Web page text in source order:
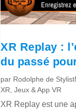
XR Replay :
du passé
par Rodolphe de
XR ,Jeux & App VR
XR Replay est une